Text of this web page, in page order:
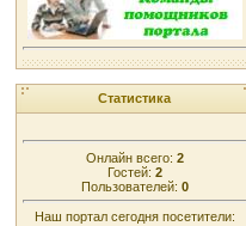
Статистика
Онлайн всего: 2
Гостей: 2
Пользователей: 0
Наш портал сегодня посетители: